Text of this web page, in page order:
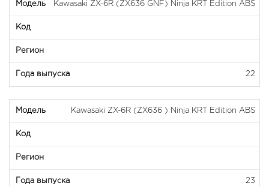
Kawasaki ZX-6R (ZX636 GNF) Ninja KRT Edition ABS
22
Kawasaki ZX-6R (ZX636 ) Ninja KRT Edition ABS
23